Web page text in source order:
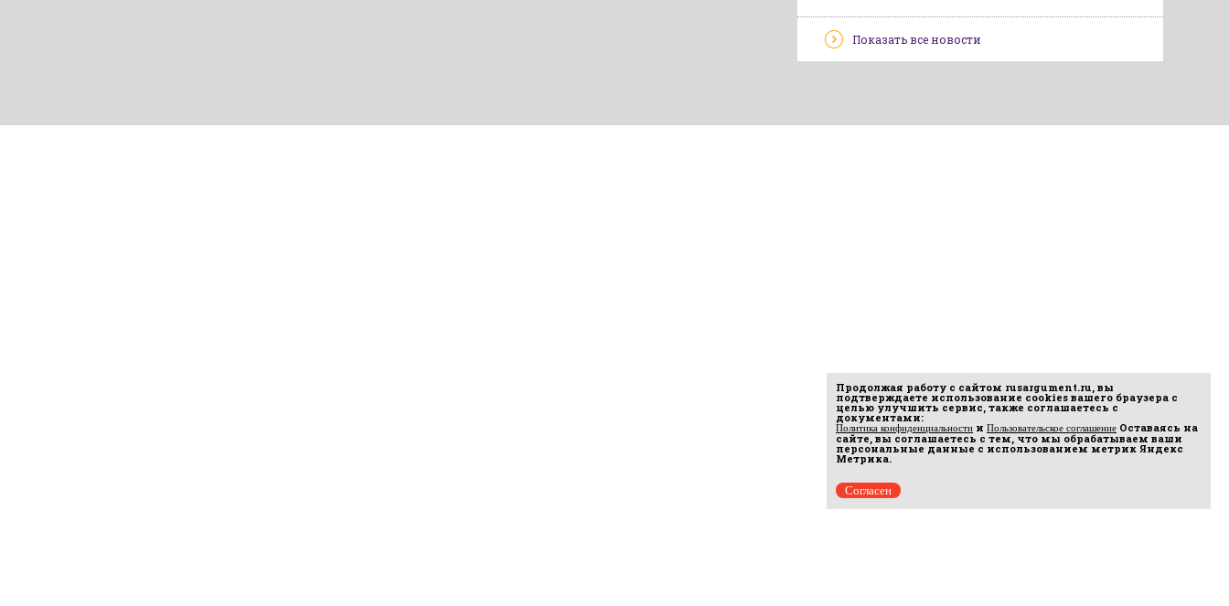
Показать все новости
Продолжая работу с сайтом rusargument.ru, вы
подтверждаете использование cookies вашего браузера с
целью улучшить сервис, также соглашаетесь с
документами:
Политика конфиденциальности и Пользовательское соглашение Оставаясь на
сайте, вы соглашаетесь с тем, что мы обрабатываем ваши
персональные данные с использованием метрик Яндекс
Метрика.
Согласен